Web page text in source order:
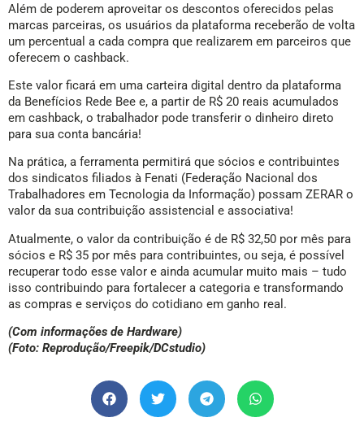
Além de poderem aproveitar os descontos oferecidos pelas
marcas parceiras, os usuários da plataforma receberão de volta
um percentual a cada compra que realizarem em parceiros que
oferecem o cashback.
Este valor ficará em uma carteira digital dentro da plataforma
da Benefícios Rede Bee e, a partir de R$ 20 reais acumulados
em cashback, o trabalhador pode transferir o dinheiro direto
para sua conta bancária!
Na prática, a ferramenta permitirá que sócios e contribuintes
dos sindicatos filiados à Fenati (Federação Nacional dos
Trabalhadores em Tecnologia da Informação) possam ZERAR o
valor da sua contribuição assistencial e associativa!
Atualmente, o valor da contribuição é de R$ 32,50 por mês para
sócios e R$ 35 por mês para contribuintes, ou seja, é possível
recuperar todo esse valor e ainda acumular muito mais – tudo
isso contribuindo para fortalecer a categoria e transformando
as compras e serviços do cotidiano em ganho real.
(Com informações de Hardware)
(Foto: Reprodução/Freepik/DCstudio)